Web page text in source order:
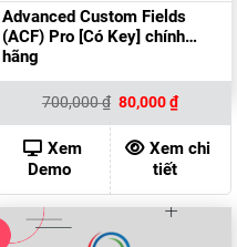
Advanced Custom Fields
(ACF) Pro [Có Key] chính
hãng
700,000₫ Giá
gốc
là:
700,000 ₫.
80,000₫Giá
hiện
tại
là:
80,000
Xem
Demo
Xem chi
tiết